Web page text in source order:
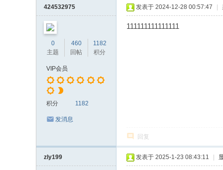
424532975
0
主题
460
回帖
1182
积分
VIP会员
积分 1182
发消息
发表于 2024-12-28 00:57:47
111111111111111
回复
zly199 发表于 2025-1-23 08:43:11